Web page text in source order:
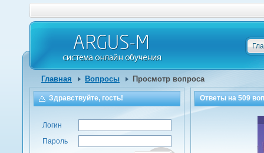
Главная Вопросы Просмотр вопроса
Ответы на509
Здравствуйте, гость!
Логин
Пароль